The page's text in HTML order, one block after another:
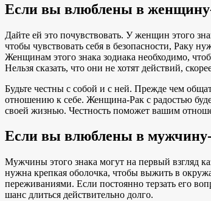
Если вы влюблены в
Дайте ей это почувствовать. У женщин этого
чтобы чувствовать себя в безопасности, Раку
Женщинам этого знака зодиака необходимо,
Нельзя сказать, что они не хотят действий,
Будьте честны с собой и с ней. Прежде чем
отношению к себе. Женщина-Рак с радостью
своей жизнью. Честность поможет вашим
Если вы влюблены в
Мужчины этого знака могут на первый взгляд
нужна крепкая оболочка, чтобы выжить в
переживаниями. Если постоянно терзать его
шанс длиться действительно долго.